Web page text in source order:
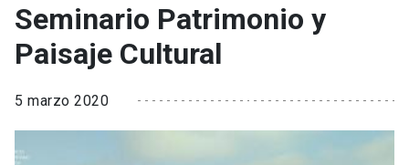
Seminario Patrimonio y
Paisaje Cultural
5 marzo 2020